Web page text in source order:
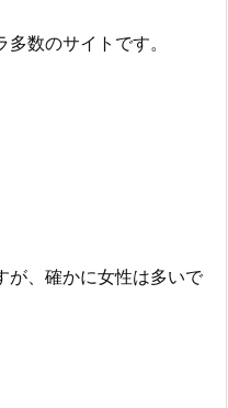
数のサイトです。
が、確かに女性は多いで